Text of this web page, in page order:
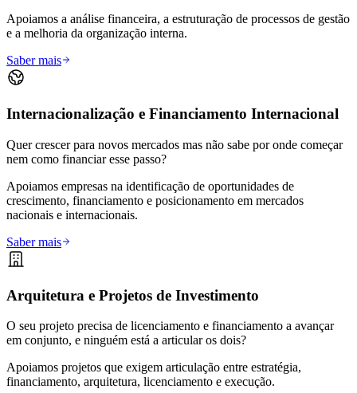
Apoiamos a análise financeira, a estruturação de processos de gestão
e a melhoria da organização interna.
Saber mais
Internacionalização e Financiamento Internacional
Quer crescer para novos mercados mas não sabe por onde começar
nem como financiar esse passo?
Apoiamos empresas na identificação de oportunidades de
crescimento, financiamento e posicionamento em mercados
nacionais e internacionais.
Saber mais
Arquitetura e Projetos de Investimento
O seu projeto precisa de licenciamento e financiamento a avançar
em conjunto, e ninguém está a articular os dois?
Apoiamos projetos que exigem articulação entre estratégia,
financiamento, arquitetura, licenciamento e execução.